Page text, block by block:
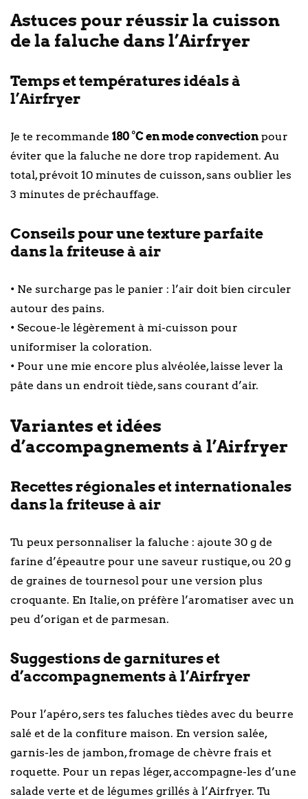
Astuces pour réussir la cuisson
de la faluche dans l’Airfryer
Temps et températures idéals à
l’Airfryer
Je te recommande 180 °C en mode convection pour
éviter que la faluche ne dore trop rapidement. Au
total, prévoit 10 minutes de cuisson, sans oublier les
3 minutes de préchauffage.
Conseils pour une texture parfaite
dans la friteuse à air
• Ne surcharge pas le panier : l’air doit bien circuler
autour des pains.
• Secoue-le légèrement à mi-cuisson pour
uniformiser la coloration.
• Pour une mie encore plus alvéolée, laisse lever la
pâte dans un endroit tiède, sans courant d’air.
Variantes et idées
d’accompagnements à l’Airfryer
Recettes régionales et internationales
dans la friteuse à air
Tu peux personnaliser la faluche : ajoute 30 g de
farine d’épeautre pour une saveur rustique, ou 20 g
de graines de tournesol pour une version plus
croquante. En Italie, on préfère l’aromatiser avec un
peu d’origan et de parmesan.
Suggestions de garnitures et
d’accompagnements à l’Airfryer
Pour l’apéro, sers tes faluches tièdes avec du beurre
salé et de la confiture maison. En version salée,
garnis-les de jambon, fromage de chèvre frais et
roquette. Pour un repas léger, accompagne-les d’une
salade verte et de légumes grillés à l’Airfryer. Tu